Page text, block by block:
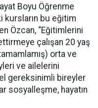
Boyu Öğrenme
kursların bu eğitim
Özcan, “Eğitimlerini
çalışan 20 yaş
orta ve
ve ailelerini
gereksinimli bireyler
sosyalleşme, hayatın